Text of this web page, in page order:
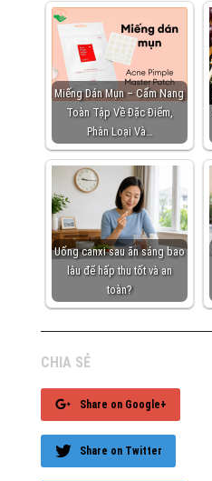
Miếng Dán Mụn – Cẩm Nang
Toàn Tập Về Đặc Điểm,
Phân Loại Và…
Uống canxi sau ăn sáng bao
lâu để hấp thu tốt và an
toàn?
CHIA SẺ
Share on Google+
Share on Twitter